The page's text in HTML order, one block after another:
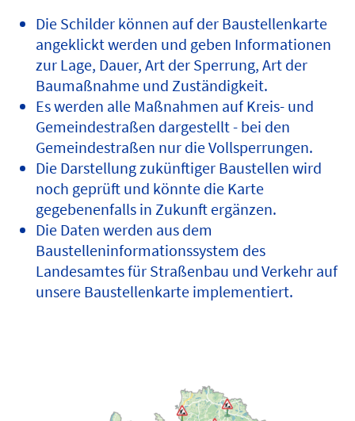
Die Schilder können auf der Baustellenkarte
angeklickt werden und geben Informationen
zur Lage, Dauer, Art der Sperrung, Art der
Baumaßnahme und Zuständigkeit.
Es werden alle Maßnahmen auf Kreis- und
Gemeindestraßen dargestellt - bei den
Gemeindestraßen nur die Vollsperrungen.
Die Darstellung zukünftiger Baustellen wird
noch geprüft und könnte die Karte
gegebenenfalls in Zukunft ergänzen.
Die Daten werden aus dem
Baustelleninformationssystem des
Landesamtes für Straßenbau und Verkehr auf
unsere Baustellenkarte implementiert.